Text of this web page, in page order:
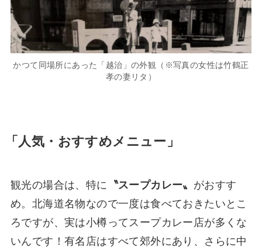
かつて同場所にあった「越治」の外観（※写真の女性は竹鶴正
孝の妻リタ）
「人気・おすすめメニュー」
観光の場合は、特に 〝スープカレー〟 がおすす
め。北海道名物なので一度は食べておきたいとこ
ろですが、実は小樽ってスープカレー店が多くな
いんです！有名店はすべて郊外にあり、さらに中